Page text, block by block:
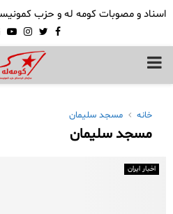
اسناد و مصوبات کومه له و حزب
Facebook
Twitter
PRIMARY
خانه مسجد سلیمان
مسجد سلیمان
اخبار ایران